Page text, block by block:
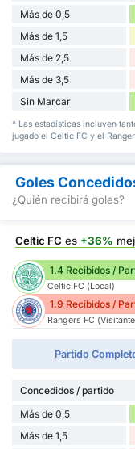
Más de 0,5
Más de 1,5
Más de 2,5
Más de 3,5
Sin Marcar
* Las estadísticas incluyen
jugado el Celtic FC y el
Goles
¿Quién recibirá goles?
Celtic FC es +36%
1.4 Recibidos /
Celtic FC (Local)
1.9 Recibidos /
Rangers FC
Partido
Concedidos / partido
Más de 0,5
Más de 1,5